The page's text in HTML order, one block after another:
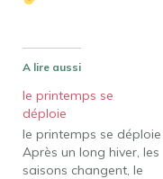
A lire aussi
le printemps se
déploie
le printemps se déploie
Après un long hiver, les
saisons changent, le